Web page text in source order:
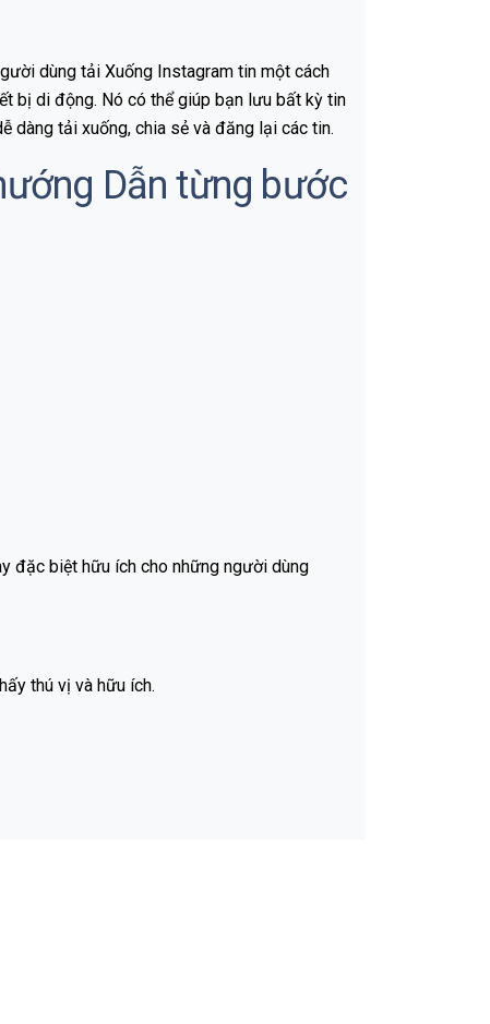
dùng tải Xuống Instagram tin một cách
bị di động. Nó có thể giúp bạn lưu bất kỳ tin
dàng tải xuống, chia sẻ và đăng lại các tin.
Dẫn từng bước
đặc biệt hữu ích cho những người dùng
thú vị và hữu ích.